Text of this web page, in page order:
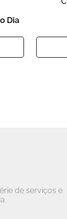
Dia
de serviços e